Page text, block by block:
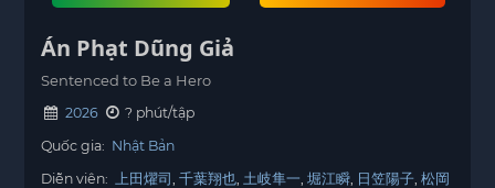
Án Phạt Dũng Giả
Sentenced to Be a Hero
2026
? phút/tập
Quốc gia: Nhật Bản
Diễn viên:
上田燿司 千葉翔也 土岐隼一 堀江瞬 日笠陽子 松岡